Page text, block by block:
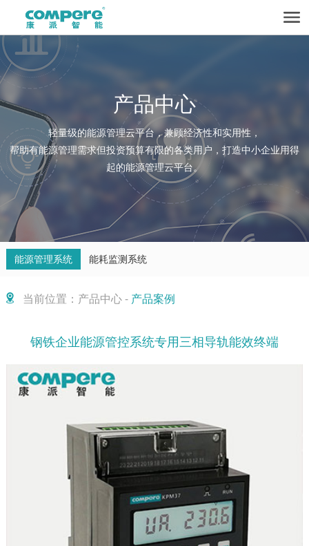
产品中心
轻量级的能源管理云平台，兼顾经济性和实用性，
帮助有能源管理需求但投资预算有限的各类用户，打造中小企业用得
起的能源管理云平台。
能源管理系统 能耗监测系统
当前位置：产品中心 - 产品案例
钢铁企业能源管控系统专用三相导轨能效终端